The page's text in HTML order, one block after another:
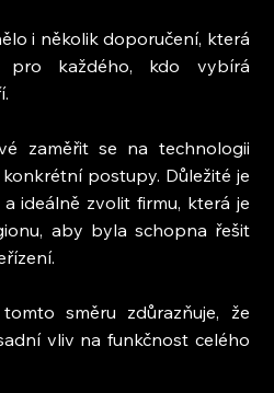
i několik doporučení, která
pro každého, kdo vybírá
zaměřit se na technologii
postupy. Důležité je
ideálně zvolit firmu, která je
aby byla schopna řešit
směru zdůrazňuje, že
vliv na funkčnost celého